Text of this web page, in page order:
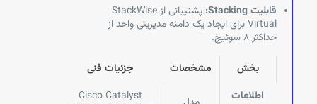
قابلیت Stacking:
پشتیبانی از StackWise
Virtual برای ایجاد یک دامنه مدیریتی واحد از
حداکثر ۸ سوئیچ.
بخش
مشخصات
جزئیات فنی
اطلاعات
Cisco Catalyst